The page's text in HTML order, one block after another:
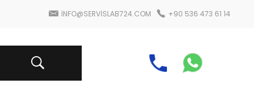
INFO@SERVISLAB724.COM +90 536 473 61 14